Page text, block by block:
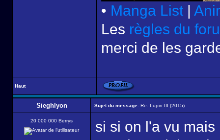
• Manga List |
Les règles du
merci de les
Haut
Sieghlyon Sujet du message: Re: Lupin III (2015)
20 000 000 Berrys
si si on l'a vu